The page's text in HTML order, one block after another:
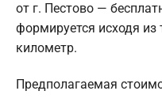
от г. Пестово —
формируется исходя из
километр.
Предполагаемая